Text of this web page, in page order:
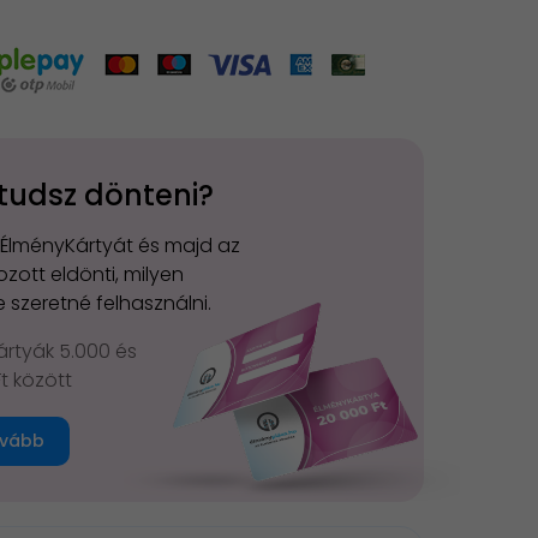
dönteni?
és majd az
eldönti, milyen
szeretné felhasználni.
5.000 és
között